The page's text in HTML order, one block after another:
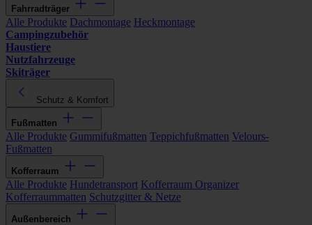
Fahrradträger
Alle Produkte Dachmontage Heckmontage
Campingzubehör
Haustiere
Nutzfahrzeuge
Skiträger
Schutz & Komfort
Fußmatten
Alle Produkte Gummifußmatten Teppichfußmatten Velours-
Fußmatten
Kofferraum
Alle Produkte Hundetransport Kofferraum Organizer
Kofferraummatten Schutzgitter & Netze
Außenbereich